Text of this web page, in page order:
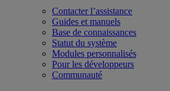
Contacter l’assistance
Guides et manuels
Base de connaissances
Statut du système
Modules personnalisés
Pour les développeurs
Communauté